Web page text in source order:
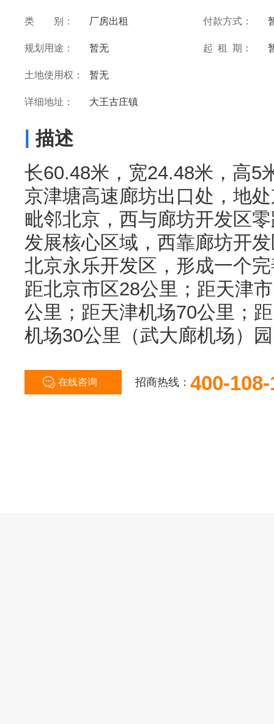
类 别： 厂房出租 付款方式：
规划用途： 暂无 起 租 期：
土地使用权： 暂无
详细地址： 大王古庄镇
描述
长60.48米，宽24.48米，高5
京津塘高速廊坊出口处，地
毗邻北京，西与廊坊开发区
发展核心区域，西靠廊坊开
北京永乐开发区，形成一个
距北京市区28公里；距天津
公里；距天津机场70公里；
机场30公里（武大廊机场）
在线咨询 招商热线： 400-